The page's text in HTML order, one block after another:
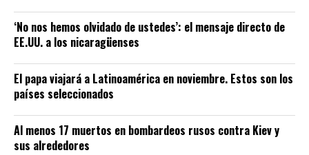
‘No nos hemos olvidado de ustedes’: el mensaje directo de
EE.UU. a los nicaragüenses
El papa viajará a Latinoamérica en noviembre. Estos son los
países seleccionados
Al menos 17 muertos en bombardeos rusos contra Kiev y
sus alrededores